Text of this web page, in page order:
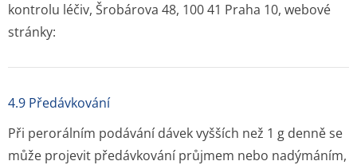
kontrolu léčiv, Šrobárova 48, 100 41 Praha 10, webové
stránky:
4.9 Předávkování
Při perorálním podávání dávek vyšších než 1 g denně se
může projevit předávkování průjmem nebo nadýmáním,